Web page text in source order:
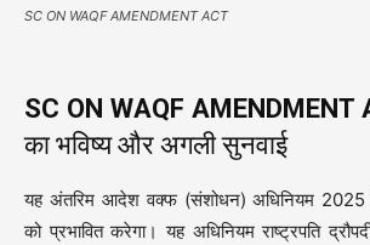
SC ON WAQF AMENDMENT ACT
SC ON WAQF AMENDMENT
का भविष्य और अगली सुनवाई
यह अंतरिम आदेश वक्फ (संशोधन) अधिनियम 2025
को प्रभावित करेगा। यह अधिनियम राष्ट्रपति